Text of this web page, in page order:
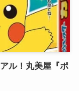
ル！丸美屋『ポ